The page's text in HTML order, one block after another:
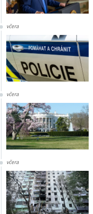
včera
včera
včera